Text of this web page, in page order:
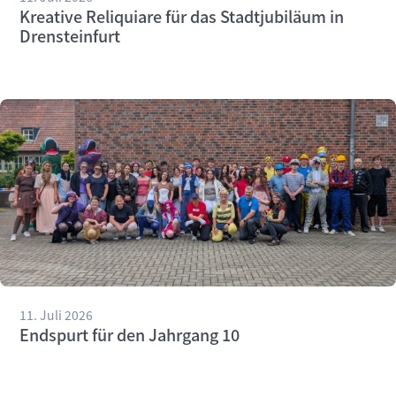
Kreative Reliquiare für das Stadtjubiläum in
Drensteinfurt
11. Juli 2026
Endspurt für den Jahrgang 10